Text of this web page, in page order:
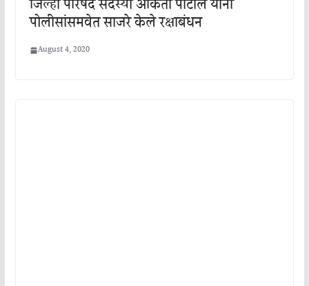
जिल्हा परिषद सदस्या अंकिता पाटील यांनी
पोलीसांसमवेत साजरे केले रक्षाबंधन
August 4, 2020